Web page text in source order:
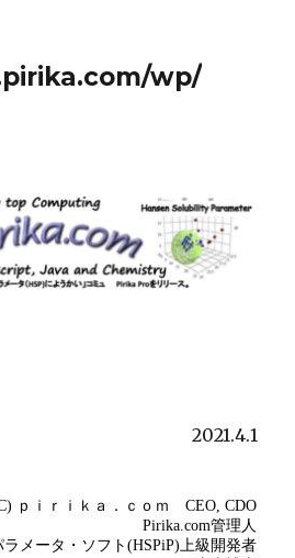
wp/
2021.4.1